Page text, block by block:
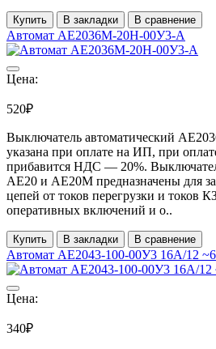
Купить В закладки В сравнение
Автомат АЕ2036М-20Н-00У3-А
Цена:
520₽
Выключатель автоматический
указана при оплате на ИП, при
прибавится НДС ― 20%.
АЕ20 и АЕ20М предназначены для
цепей от токов перегрузки и токов
оперативных включений и о..
Купить В закладки В сравнение
Автомат АЕ2043-100-00У3 16А/12
Цена:
340₽